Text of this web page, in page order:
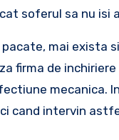
soferul sa nu isi
pacate, mai exista
firma de
mecanica.
cand intervin